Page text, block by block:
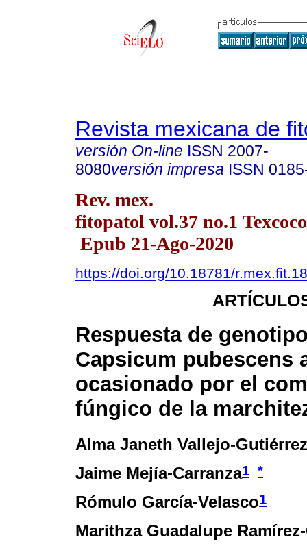
Revista mexicana de
versión On-line ISSN 2007-
8080versión impresa ISSN
Rev. mex.
fitopatol vol.37 no.1
Epub 21-Ago-2020
https://doi.org/10.18781/
Respuesta de
Capsicum pubescens
ocasionado por el
fúngico de la
Alma Janeth Vallejo-Gutiérrez
Jaime Mejía-Carranza1 *
Rómulo García-Velasco1
Marithza Guadalupe